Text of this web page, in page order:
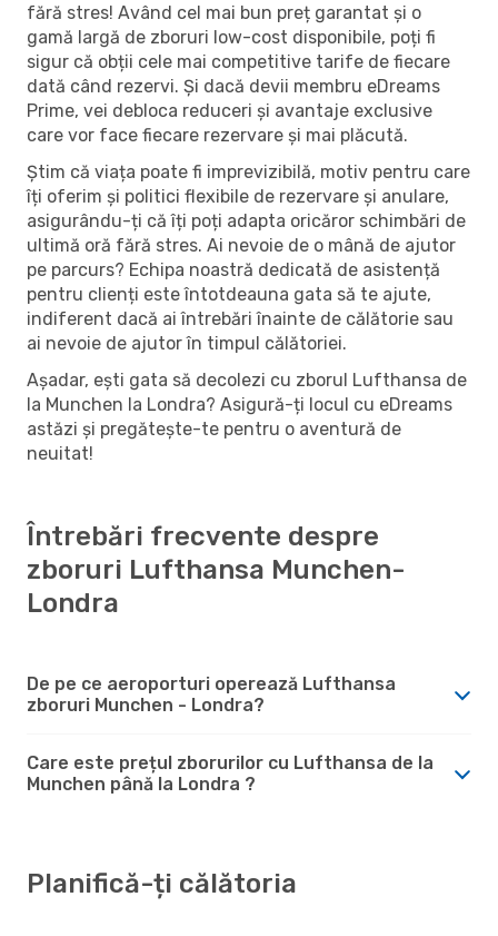
fără stres! Având cel mai bun preț garantat și o
gamă largă de zboruri low-cost disponibile, poți fi
sigur că obții cele mai competitive tarife de fiecare
dată când rezervi. Și dacă devii membru eDreams
Prime, vei debloca reduceri și avantaje exclusive
care vor face fiecare rezervare și mai plăcută.
Știm că viața poate fi imprevizibilă, motiv pentru care
îți oferim și politici flexibile de rezervare și anulare,
asigurându-ți că îți poți adapta oricăror schimbări de
ultimă oră fără stres. Ai nevoie de o mână de ajutor
pe parcurs? Echipa noastră dedicată de asistență
pentru clienți este întotdeauna gata să te ajute,
indiferent dacă ai întrebări înainte de călătorie sau
ai nevoie de ajutor în timpul călătoriei.
Așadar, ești gata să decolezi cu zborul Lufthansa de
la Munchen la Londra? Asigură-ți locul cu eDreams
astăzi și pregătește-te pentru o aventură de
neuitat!
Întrebări frecvente despre
zboruri Lufthansa Munchen-
Londra
De pe ce aeroporturi operează Lufthansa
zboruri Munchen - Londra?
Care este prețul zborurilor cu Lufthansa de la
Munchen până la Londra ?
Planifică-ți călătoria